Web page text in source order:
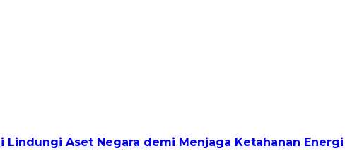
Lindungi Aset Negara demi Menjaga Ketahanan Energi